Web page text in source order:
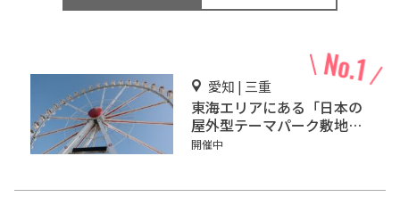
愛知 | 三重
東海エリアにある「日本の
屋外型テーマパーク敷地面
積ランキング」入りしてい
開催中